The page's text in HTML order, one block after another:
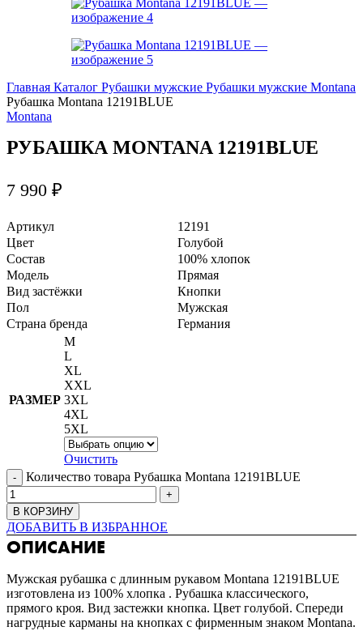
Главная Каталог Рубашки мужские Рубашки мужские Montana
Рубашка Montana 12191BLUE
Montana
РУБАШКА MONTANA 12191BLUE
7 990 ₽
Артикул
12191
Цвет
Голубой
Состав
100% хлопок
Модель
Прямая
Вид застёжки
Кнопки
Пол
Мужская
Страна бренда
Германия
РАЗМЕР
M
L
XL
XXL
3XL
4XL
5XL
Очистить
Количество товара Рубашка Montana 12191BLUE
В КОРЗИНУ
ДОБАВИТЬ В ИЗБРАННОЕ
ОПИСАНИЕ
Мужская рубашка с длинным рукавом Montana 12191BLUE
изготовлена из 100% хлопка . Рубашка классического,
прямого кроя. Вид застежки кнопка. Цвет голубой. Спереди
нагрудные карманы на кнопках с фирменным знаком Montana.